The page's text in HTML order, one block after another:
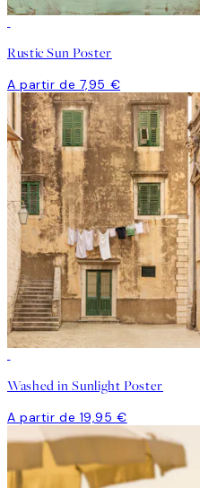
Rustic Sun Poster
A partir de 7,95 €
Washed in Sunlight Poster
A partir de 19,95 €